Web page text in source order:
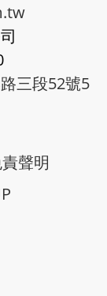
三段52號5
聲明